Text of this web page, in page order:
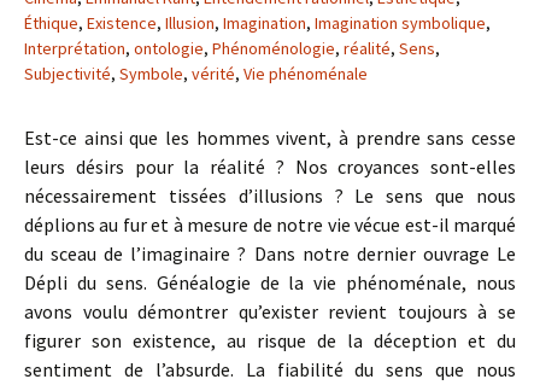
Éthique, Existence, Illusion, Imagination, Imagination symbolique,
Interprétation, ontologie, Phénoménologie, réalité, Sens,
Subjectivité, Symbole, vérité, Vie phénoménale
Est-ce ainsi que les hommes vivent, à prendre sans cesse
leurs désirs pour la réalité ? Nos croyances sont-elles
nécessairement tissées d’illusions ? Le sens que nous
déplions au fur et à mesure de notre vie vécue est-il marqué
du sceau de l’imaginaire ? Dans notre dernier ouvrage Le
Dépli du sens. Généalogie de la vie phénoménale, nous
avons voulu démontrer qu’exister revient toujours à se
figurer son existence, au risque de la déception et du
sentiment de l’absurde. La fiabilité du sens que nous